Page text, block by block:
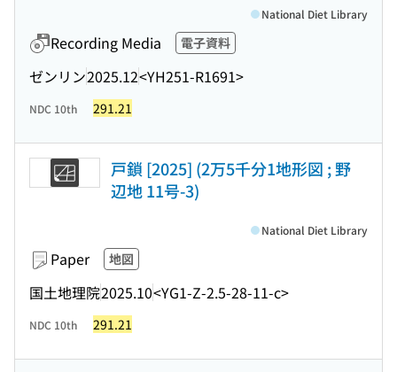
Recording Media 電子資料
ゼンリン2025.12<YH251-R1691>
National Diet Library
NDC 10th 291.21
戸鎖 [2025] (2万5千分1地形図 ; 野
辺地 11号-3)
Paper 地図
国土地理院2025.10<YG1-Z-2.5-28-11-c>
National Diet Library
NDC 10th 291.21